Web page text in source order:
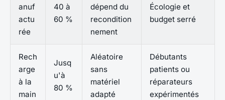
anuf
actu
rée
40 à
60 %
dépend du
recondition
nement
Écologie et
budget serré
Rech
arge
à la
main
Jusq
u'à
80 %
Aléatoire
sans
matériel
adapté
Débutants
patients ou
réparateurs
expérimentés